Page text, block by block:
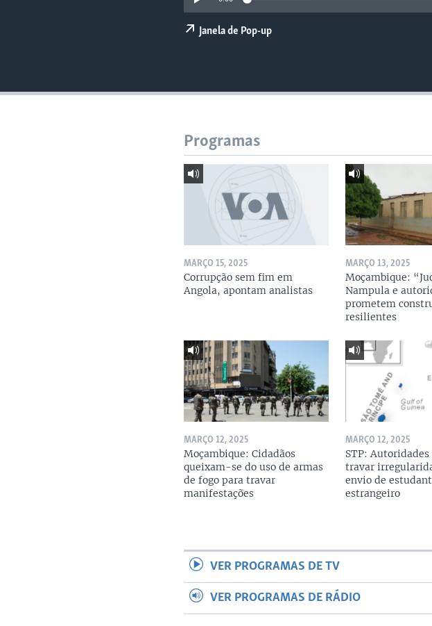
Janela de Pop-up
Programas
MARÇO 15, 2025
Corrupção sem fim em
Angola, apontam analistas
MARÇO 13, 2025
Moçambique:
Nampula e
prometem
resilientes
MARÇO 12, 2025
Moçambique: Cidadãos
queixam-se do uso de armas
de fogo para travar
manifestações
MARÇO 12, 2025
STP:
travar
envio de
estrangeiro
VER PROGRAMAS DE TV
VER PROGRAMAS DE RÁDIO